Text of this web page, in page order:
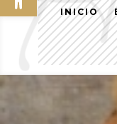
INICIO